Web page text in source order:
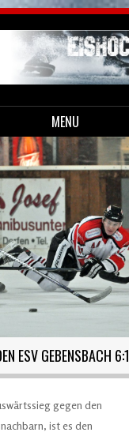
MENU
ESV GEBENSBACH 6:1
gegen den
ist es den